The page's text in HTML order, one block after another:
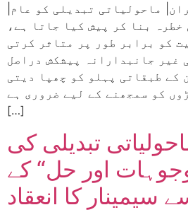
خطرہ بنا کر پیش کیا جاتا ہے،
کو برابر طور پر متاثر کرتی
غیر جانبدارانہ پیشکش دراصل
کے طبقاتی پہلو کو چھپا دیتی
کو سمجھنے کے لیے ضروری ہے
[…]
تبدیلی کی
وجوہات اور حل“ کے